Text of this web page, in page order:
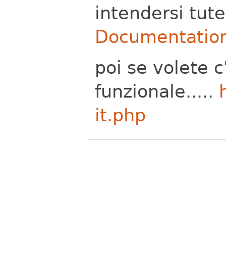
intendersi
poi se volete
funzionale.....
it.php